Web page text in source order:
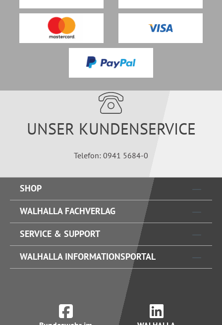
UNSER KUNDENSERVICE
Telefon: 0941 5684-0
SHOP
WALHALLA FACHVERLAG
SERVICE & SUPPORT
WALHALLA INFORMATIONSPORTAL